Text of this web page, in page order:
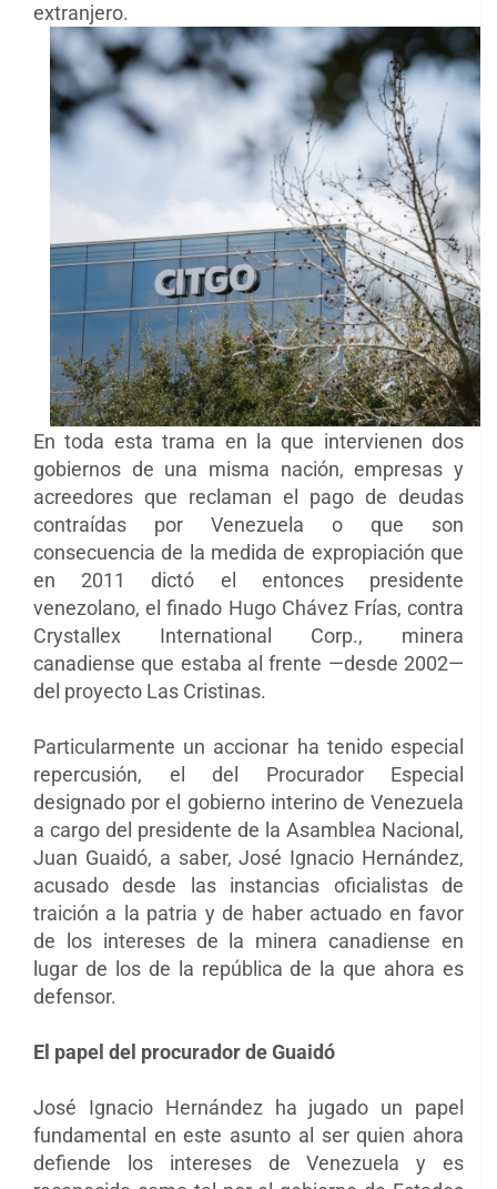
extranjero.
En toda esta trama en la que intervienen dos
gobiernos de una misma nación, empresas y
acreedores que reclaman el pago de deudas
contraídas por Venezuela o que son
consecuencia de la medida de expropiación que
en 2011 dictó el entonces presidente
venezolano, el finado Hugo Chávez Frías, contra
Crystallex International Corp., minera
canadiense que estaba al frente —desde 2002—
del proyecto Las Cristinas.
Particularmente un accionar ha tenido especial
repercusión, el del Procurador Especial
designado por el gobierno interino de Venezuela
a cargo del presidente de la Asamblea Nacional,
Juan Guaidó, a saber, José Ignacio Hernández,
acusado desde las instancias oficialistas de
traición a la patria y de haber actuado en favor
de los intereses de la minera canadiense en
lugar de los de la república de la que ahora es
defensor.
El papel del procurador de Guaidó
José Ignacio Hernández ha jugado un papel
fundamental en este asunto al ser quien ahora
defiende los intereses de Venezuela y es